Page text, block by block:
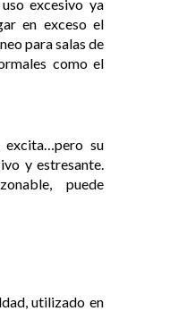
excesivo ya
en exceso el
para salas de
como el
excita…pero su
y estresante.
puede
utilizado en